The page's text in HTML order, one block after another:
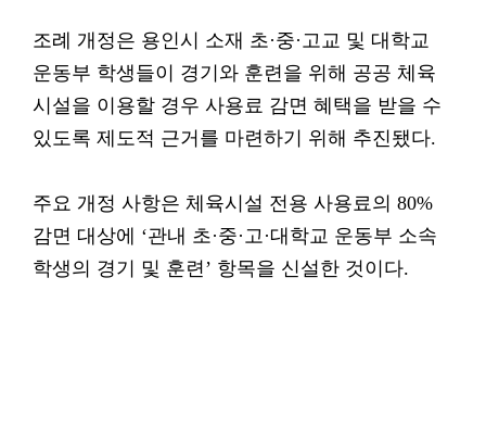
조례 개정은 용인시 소재 초·중·고교 및 대학교
운동부 학생들이 경기와 훈련을 위해 공공 체육
시설을 이용할 경우 사용료 감면 혜택을 받을 수
있도록 제도적 근거를 마련하기 위해 추진됐다.
주요 개정 사항은 체육시설 전용 사용료의 80%
감면 대상에 ‘관내 초·중·고·대학교 운동부 소속
학생의 경기 및 훈련’ 항목을 신설한 것이다.